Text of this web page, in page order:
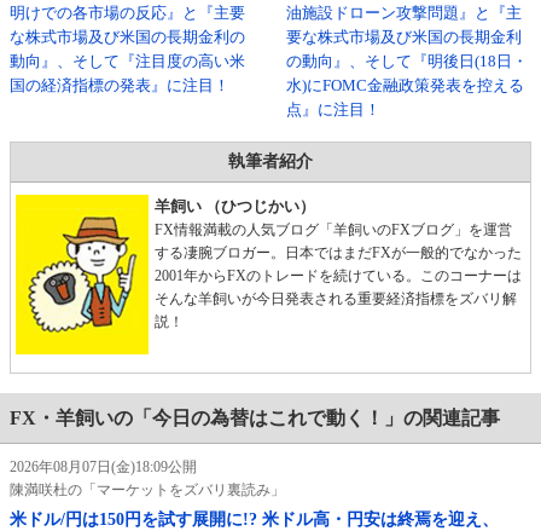
明けでの各市場の反応』と『主要
な株式市場及び米国の長期金利の
動向』、そして『注目度の高い米
国の経済指標の発表』に注目！
油施設ドローン攻撃問題』と『主
要な株式市場及び米国の長期金利
の動向』、そして『明後日(18日・
水)にFOMC金融政策発表を控える
点』に注目！
執筆者紹介
羊飼い （ひつじかい）
FX情報満載の人気ブログ「羊飼いのFXブログ」を運営
する凄腕ブロガー。日本ではまだFXが一般的でなかった
2001年からFXのトレードを続けている。このコーナーは
そんな羊飼いが今日発表される重要経済指標をズバリ解
説！
FX・羊飼いの「今日の為替はこれで動く！」の関連記事
2026年08月07日(金)18:09公開
陳満咲杜の「マーケットをズバリ裏読み」
米ドル/円は150円を試す展開に!? 米ドル高・円安は終焉を迎え、